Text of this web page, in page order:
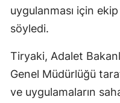
uygulanması için ekip
söyledi.
Tiryaki, Adalet
Genel Müdürlüğü
ve uygulamaların